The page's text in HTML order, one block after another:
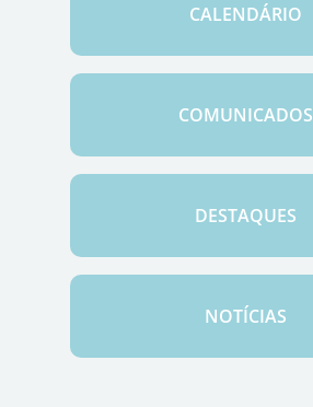
CALENDÁRIO
COMUNICADOS
DESTAQUES
NOTÍCIAS